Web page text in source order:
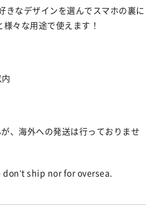
きなデザインを選んでスマホの裏に
々な用途で使えます！
、海外への発送は行っておりませ
ship nor for oversea.